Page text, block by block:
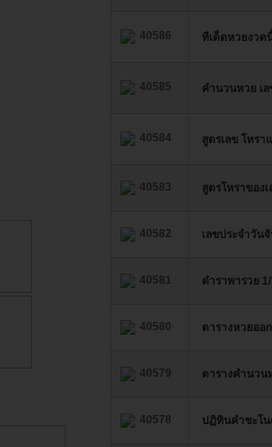
40586 ทีเด็ดหวยงวด
40585 คํานวนหวย เ
40584 สูตรเลข โหรา
40583 สูตรโหราของ
40582 เลขประจำวัน
40581 ตำราพารวย
40580 ตารางหวยออ
40579 ตารางคำนวน
40578 ปฏิทินคำชะโน